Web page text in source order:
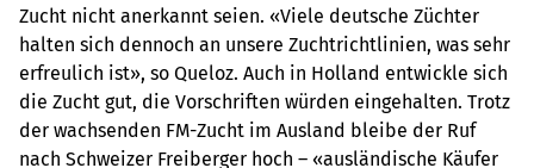
Zucht nicht anerkannt seien. «Viele deutsche Züchter
halten sich dennoch an unsere Zuchtrichtlinien, was sehr
erfreulich ist», so Queloz. Auch in Holland entwickle sich
die Zucht gut, die Vorschriften würden eingehalten. Trotz
der wachsenden FM-Zucht im Ausland bleibe der Ruf
nach Schweizer Freiberger hoch – «ausländische Käufer